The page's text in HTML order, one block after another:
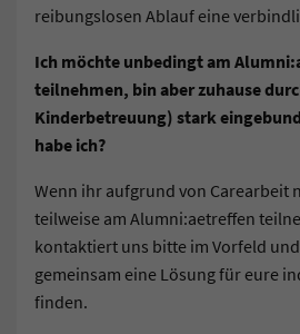
reibungslosen Ablauf eine
Ich möchte unbedingt am
teilnehmen, bin aber zuhause
Kinderbetreuung) stark
habe ich?
Wenn ihr aufgrund von Carearbeit
teilweise am Alumni:aetreffen
kontaktiert uns bitte im Vorfeld
gemeinsam eine Lösung für eure
finden.